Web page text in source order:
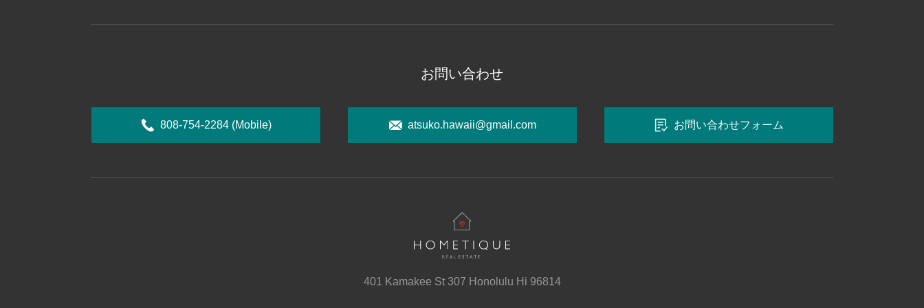
お問い合わせ
808-754-2284(Mobile) atsuko.hawaii@gmail.com お問い合わせフォーム
401 Kamakee St 307 Honolulu Hi 96814